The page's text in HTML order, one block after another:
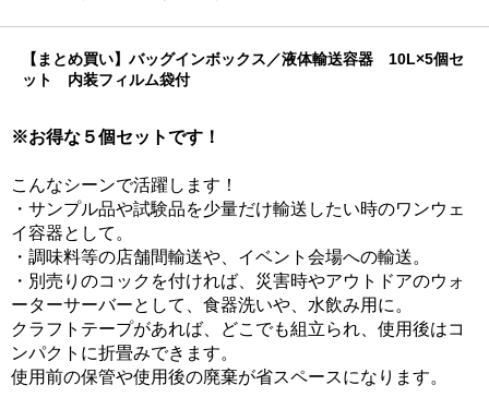
【まとめ買い】バッグインボックス／液体輸送容器 10L×5個セ
ット 内装フィルム袋付
※お得な５個セットです！
こんなシーンで活躍します！
・サンプル品や試験品を少量だけ輸送したい時のワンウェ
イ容器として。
・調味料等の店舗間輸送や、イベント会場への輸送。
・別売りのコックを付ければ、災害時やアウトドアのウォ
ーターサーバーとして、食器洗いや、水飲み用に。
クラフトテープがあれば、どこでも組立られ、使用後はコ
ンパクトに折畳みできます。
使用前の保管や使用後の廃棄が省スペースになります。